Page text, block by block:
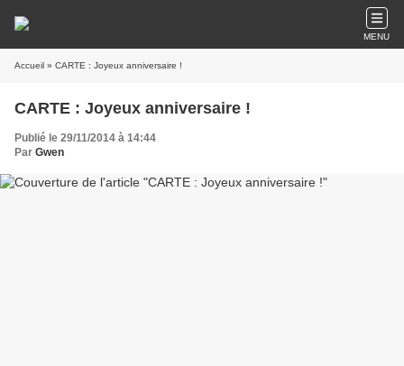
MENU
Accueil » CARTE : Joyeux anniversaire !
CARTE : Joyeux anniversaire !
Publié le 29/11/2014 à 14:44
Par Gwen